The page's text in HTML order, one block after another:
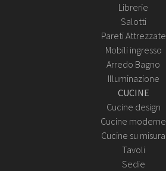
Librerie
Salotti
Pareti Attrezzate
Mobili ingresso
Arredo Bagno
Illuminazione
CUCINE
Cucine design
Cucine moderne
Cucine su misura
Tavoli
Sedie